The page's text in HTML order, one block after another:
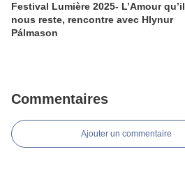
Festival Lumière 2025- L’Amour qu’il
nous reste, rencontre avec Hlynur
Pálmason
Commentaires
Ajouter un commentaire